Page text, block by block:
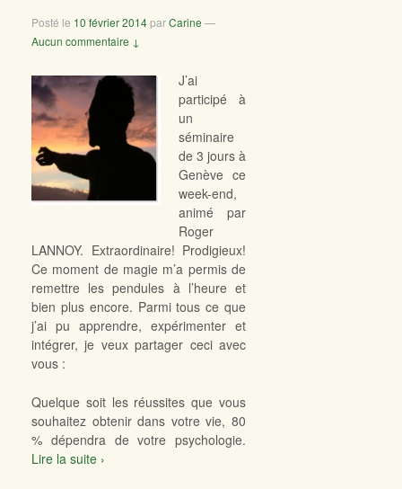
Posté le 10 février 2014parCarine —
Aucun commentaire ↓
J’ai
participé à
un
séminaire
de 3 jours à
Genève ce
week-end,
animé par
Roger
LANNOY. Extraordinaire! Prodigieux!
Ce moment de magie m’a permis de
remettre les pendules à l’heure et
bien plus encore. Parmi tous ce que
j’ai pu apprendre, expérimenter et
intégrer, je veux partager ceci avec
vous :
Quelque soit les réussites que vous
souhaitez obtenir dans votre vie, 80
% dépendra de votre psychologie.
Lire la suite ›